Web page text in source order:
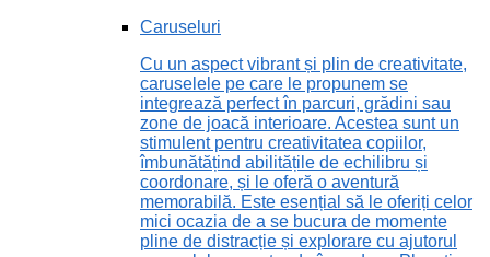
Caruseluri
Cu un aspect vibrant și plin de creativitate,
caruselele pe care le propunem se
integrează perfect în parcuri, grădini sau
zone de joacă interioare. Acestea sunt un
stimulent pentru creativitatea copiilor,
îmbunătățind abilitățile de echilibru și
coordonare, și le oferă o aventură
memorabilă. Este esențial să le oferiți celor
mici ocazia de a se bucura de momente
pline de distracție și explorare cu ajutorul